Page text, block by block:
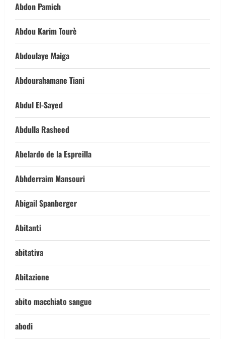
Abdon Pamich
Abdou Karim Tourè
Abdoulaye Maiga
Abdourahamane Tiani
Abdul El-Sayed
Abdulla Rasheed
Abelardo de la Espreilla
Abhderraim Mansouri
Abigail Spanberger
Abitanti
abitativa
Abitazione
abito macchiato sangue
abodi